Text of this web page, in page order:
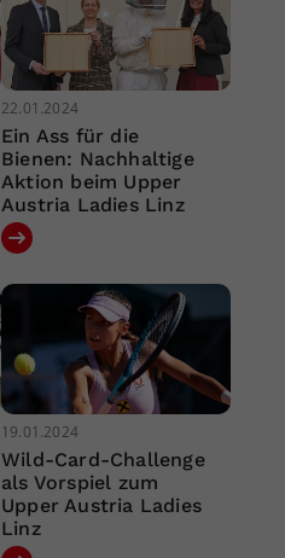
22.01.2024
Ein Ass für die
Bienen: Nachhaltige
Aktion beim Upper
Austria Ladies Linz
19.01.2024
Wild-Card-Challenge
als Vorspiel zum
Upper Austria Ladies
Linz